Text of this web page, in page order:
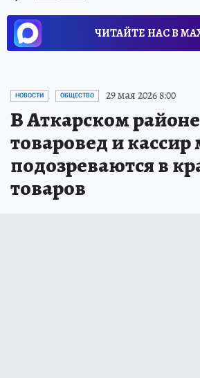
ЧИТАЙТЕ НАС В
НОВОСТИ ОБЩЕСТВО 29 мая 2026 8:00
В Аткарском районе
товаровед и кассир
подозреваются в
товаров